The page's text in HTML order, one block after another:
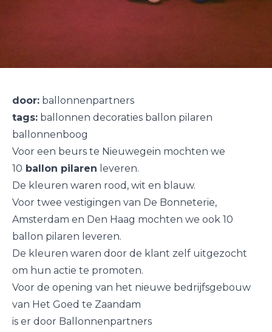
door: ballonnenpartners
tags: ballonnen decoraties ballon pilaren
ballonnenboog
Voor een beurs te Nieuwegein mochten we
10 ballon pilaren leveren.
De kleuren waren rood, wit en blauw.
Voor twee vestigingen van De Bonneterie,
Amsterdam en Den Haag mochten we ook 10
ballon pilaren leveren.
De kleuren waren door de klant zelf uitgezocht
om hun actie te promoten.
Voor de opening van het nieuwe bedrijfsgebouw
van Het Goed te Zaandam
is er door Ballonnenpartners